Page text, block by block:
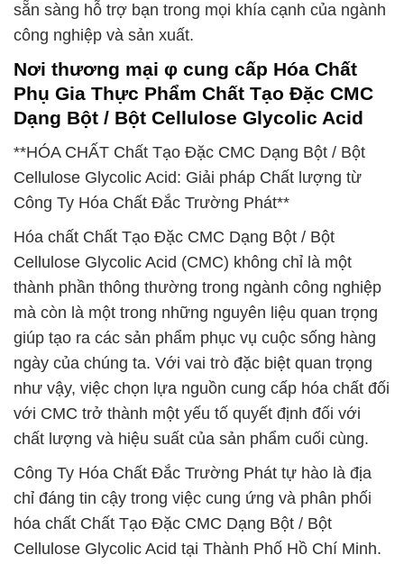
sẵn sàng hỗ trợ bạn trong mọi khía cạnh của ngành
công nghiệp và sản xuất.
Nơi thương mại φ cung cấp Hóa Chất
Phụ Gia Thực Phẩm Chất Tạo Đặc CMC
Dạng Bột / Bột Cellulose Glycolic Acid
**HÓA CHẤT Chất Tạo Đặc CMC Dạng Bột / Bột
Cellulose Glycolic Acid: Giải pháp Chất lượng từ
Công Ty Hóa Chất Đắc Trường Phát**
Hóa chất Chất Tạo Đặc CMC Dạng Bột / Bột
Cellulose Glycolic Acid (CMC) không chỉ là một
thành phần thông thường trong ngành công nghiệp
mà còn là một trong những nguyên liệu quan trọng
giúp tạo ra các sản phẩm phục vụ cuộc sống hàng
ngày của chúng ta. Với vai trò đặc biệt quan trọng
như vậy, việc chọn lựa nguồn cung cấp hóa chất đối
với CMC trở thành một yếu tố quyết định đối với
chất lượng và hiệu suất của sản phẩm cuối cùng.
Công Ty Hóa Chất Đắc Trường Phát tự hào là địa
chỉ đáng tin cậy trong việc cung ứng và phân phối
hóa chất Chất Tạo Đặc CMC Dạng Bột / Bột
Cellulose Glycolic Acid tại Thành Phố Hồ Chí Minh.